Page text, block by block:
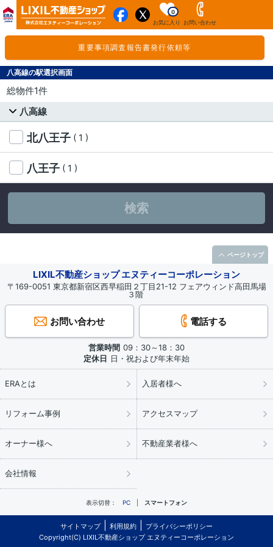
お気に入り
0
お問い合わせ
重要事項調査報告書発行依頼等
八高線の駅選択画面
総物件1件
八高線
北八王子 ( 1 )
八王子 ( 1 )
検索
LIXIL不動産ショップ エヌティーコーポレーション
〒169-0051 東京都新宿区西早稲田２丁目21-12 フェアウィンド高田馬場
３階
お問い合わせ 電話する
営業時間 09：30～18：30
定休日 日・祝および年末年始
ERAとは 入居者様へ
リフォーム事例 アクセスマップ
オーナー様へ 不動産業者様へ
会社情報
表示切替： PC スマートフォン
サイトマップ 利用規約
プライバシーポリシー
Copyright(C) LIXIL不動産ショップ エヌティーコーポレーション
ページトップ